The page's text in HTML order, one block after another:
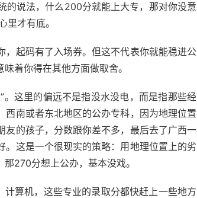
的说法，什么200分就能上大专，那对你没意
才有底。
起码有了入场券。但这不代表你就能稳进公
着你得在其他方面做取舍。
。这里的偏远不是指没水没电，而是指那些经
南或者东北地区的公办专科，因为地理位置
的孩子，分数跟你差不多，最后去了广西一
这是一个很现实的策略：用地理位置上的劣
270分想上公办，基本没戏。
算机，这些专业的录取分都快赶上一些地方